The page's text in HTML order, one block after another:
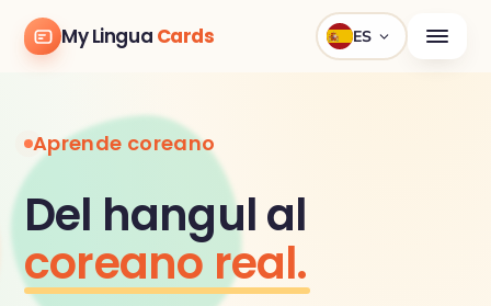
My Lingua Cards ES
Aprende coreano
Del hangul al
coreano real.